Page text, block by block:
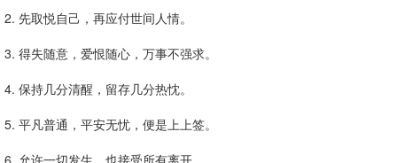
2. 先取悦自己，再应付世间人情。
3. 得失随意，爱恨随心，万事不强求。
4. 保持几分清醒，留存几分热忱。
5. 平凡普通，平安无忧，便是上上签。
6. 允许一切发生，也接受所有离开。